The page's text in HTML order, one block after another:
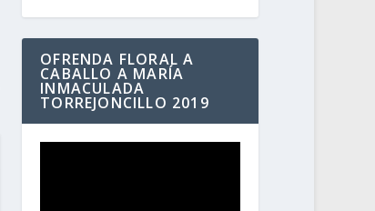
OFRENDA FLORAL A
CABALLO A MARÍA
INMACULADA
TORREJONCILLO 2019